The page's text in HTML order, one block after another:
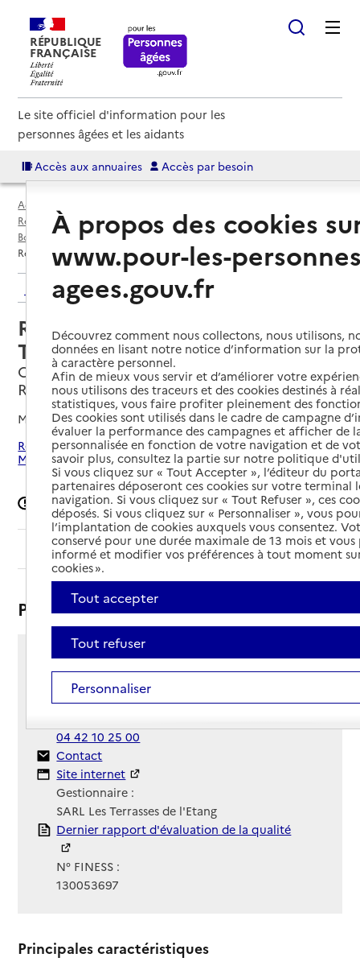
RÉPUBLIQUE
FRANÇAISE
Le site officiel d'information pour les
personnes âgées et les aidants
Accès aux annuaires Accès par besoin
Accueil
Résidences autonomie par département
Bouches-du-Rhône (13)
Châteauneuf-les-Martigues
Résidence autonomie Les Terrasses de l'Étang
Retour aux résultats de l'annuaire
Résidence autonomie Les
Terrasses de l'Étang
Châteauneuf-les-Martigues, BOUCHES-DU-
RHONE
Mis à jour le24/02/2026
Rechercher les établissements autour de Châteauneuf-les-
Martigues
Signaler une erreur
Sommaire
Présentation
Chemin de la Grande Bastide
13220 - Châteauneuf-les-Martigues
Voir itinéraire
04 42 10 25 00
Contact
Contact
Site Internet
Site internet
Gestionnaire :
SARL Les Terrasses de l'Etang
Rapport HAS
Dernier rapport d'évaluation de la qualité
N° FINESS :
130053697
Principales caractéristiques
À propos des cookies
www.pour-les-
agees.gouv.fr
Découvrez comment nous collectons, nous utilisons,
données en lisant notre notice d’information sur la
à caractère personnel.
Afin de mieux vous servir et d’améliorer votre
nous utilisons des traceurs et des cookies destinés à
statistiques, vous faire profiter pleinement des
Des cookies sont utilisés dans le cadre de campagne
évaluer la performance des campagnes et afficher de
personnalisée en fonction de votre navigation et de
savoir plus, consultez la partie sur notre politique
Si vous cliquez sur « Tout Accepter », l’éditeur du
partenaires déposeront ces cookies sur votre terminal
navigation. Si vous cliquez sur « Tout Refuser », ces
déposés. Si vous cliquez sur « Personnaliser », vous
l’implantation de cookies auxquels vous consentez.
conservé pour une durée maximale de 13 mois et
informé et modifier vos préférences à tout moment
cookies ».
Tout accepter
Tout refuser
Personnaliser